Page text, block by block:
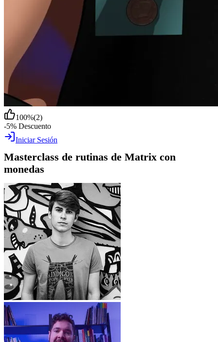
100%(2)
-5% Descuento
Iniciar Sesión
Masterclass de rutinas de Matrix con
monedas